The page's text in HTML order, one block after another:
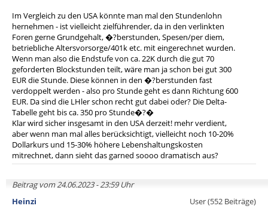
Im Vergleich zu den USA könnte man mal den Stundenlohn
hernehmen - ist vielleicht zielführender, da in den verlinkten
Foren gerne Grundgehalt, �?berstunden, Spesen/per diem,
betriebliche Altersvorsorge/401k etc. mit eingerechnet wurden.
Wenn man also die Endstufe von ca. 22K durch die gut 70
geforderten Blockstunden teilt, wäre man ja schon bei gut 300
EUR die Stunde. Diese können in den �?berstunden fast
verdoppelt werden - also pro Stunde geht es dann Richtung 600
EUR. Da sind die LHler schon recht gut dabei oder? Die Delta-
Tabelle geht bis ca. 350 pro Stunde�?�
Klar wird sicher insgesamt in den USA derzeit! mehr verdient,
aber wenn man mal alles berücksichtigt, vielleicht noch 10-20%
Dollarkurs und 15-30% höhere Lebenshaltungskosten
mitrechnet, dann sieht das garned soooo dramatisch aus?
Beitrag vom 24.06.2023 - 23:59 Uhr
Heinzi
User (552 Beiträge)